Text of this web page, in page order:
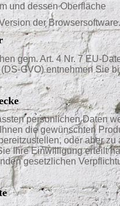
und dessen Oberfläche
der Browsersoftware.
gem. Art. 4 Nr. 7 EU-
GVO) entnehmen Sie
persönlichen Daten
die gewünschten
oder aber zu
Ihre Einwilligung erteilt
gesetzlichen